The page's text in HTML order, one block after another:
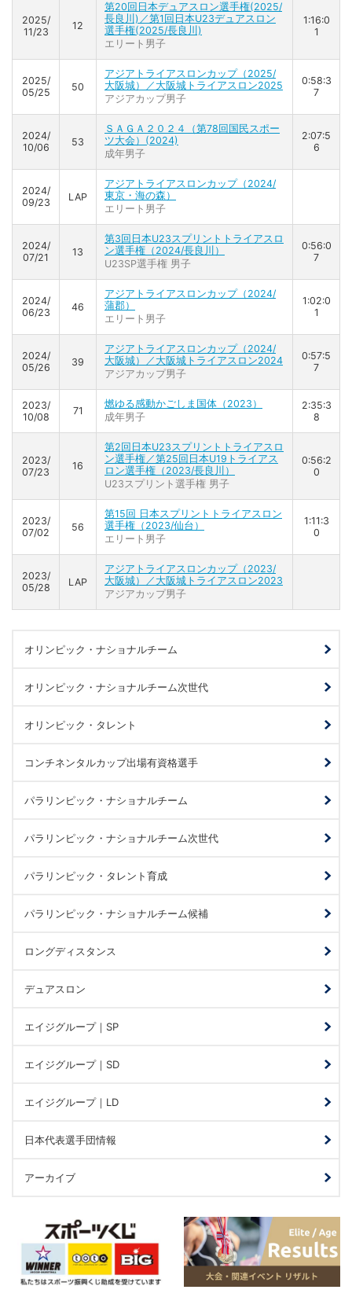
2025/
11/23
12
第20回日本デュアスロン選手権(2025/
長良川)／第1回日本U23デュアスロン
選手権(2025/長良川)
エリート男子
1:16:0
1
2025/
05/25
50
アジアトライアスロンカップ（2025/
大阪城）／大阪城トライアスロン2025
アジアカップ男子
0:58:3
7
2024/
10/06
53
ＳＡＧＡ２０２４（第78回国民スポー
ツ大会）(2024)
成年男子
2:07:5
6
2024/
09/23
LAP
アジアトライアスロンカップ（2024/
東京・海の森）
エリート男子
2024/
07/21
13
第3回日本U23スプリントトライアスロ
ン選手権（2024/長良川）
U23SP選手権 男子
0:56:0
7
2024/
06/23
46
アジアトライアスロンカップ（2024/
蒲郡）
エリート男子
1:02:0
1
2024/
05/26
39
アジアトライアスロンカップ（2024/
大阪城）／大阪城トライアスロン2024
アジアカップ男子
0:57:5
7
2023/
10/08
71
燃ゆる感動かごしま国体（2023）
成年男子
2:35:3
8
2023/
07/23
16
第2回日本U23スプリントトライアスロ
ン選手権／第25回日本U19トライアス
ロン選手権（2023/長良川）
U23スプリント選手権 男子
0:56:2
0
2023/
07/02
56
第15回 日本スプリントトライアスロン
選手権（2023/仙台）
エリート男子
1:11:3
0
2023/
05/28
LAP
アジアトライアスロンカップ（2023/
大阪城）／大阪城トライアスロン2023
アジアカップ男子
オリンピック・ナショナルチーム
オリンピック・ナショナルチーム次世代
オリンピック・タレント
コンチネンタルカップ出場有資格選手
パラリンピック・ナショナルチーム
パラリンピック・ナショナルチーム次世代
パラリンピック・タレント育成
パラリンピック・ナショナルチーム候補
ロングディスタンス
デュアスロン
エイジグループ｜SP
エイジグループ｜SD
エイジグループ｜LD
日本代表選手団情報
アーカイブ